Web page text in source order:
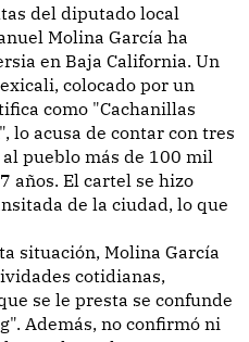
Molina García ha
en Baja California. Un
colocado por un
como "Cachanillas
lo acusa de contar con tres
pueblo más de 100 mil
años. El cartel se hizo
de la ciudad, lo que
situación, Molina García
cotidianas,
se le presta se confunde
Además, no confirmó ni